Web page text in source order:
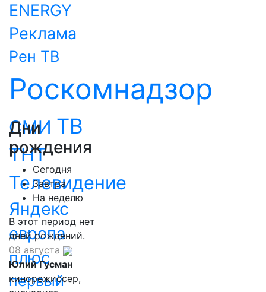
ENERGY
Реклама
Рен ТВ
Роскомнадзор
СМИ ТВ
ТНТ
Телевидение
Яндекс
европа
плюс
первый
Дни
рождения
Сегодня
Завтра
На неделю
В этот период нет
дней рождений.
08 августа
Юлий Гусман
кинорежиссер,